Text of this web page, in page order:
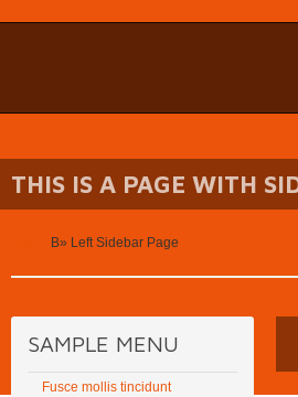
THIS IS A PAGE WITH
В» Left Sidebar Page
SAMPLE MENU
Fusce mollis tincidunt